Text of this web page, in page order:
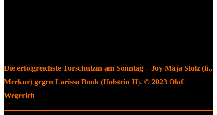
Die erfolgreichste Torschützin am Sonntag – Joy Maja Stolz (li.,
Merkur) gegen Larissa Book (Holstein II). © 2023 Olaf
Wegerich